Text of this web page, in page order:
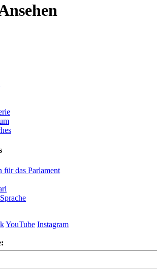
für das Parlament
YouTube Instagram